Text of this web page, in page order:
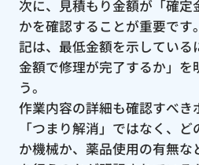
次に、見積もり金額が「確定
かを確認することが重要です
記は、最低金額を示している
金額で修理が完了するか」を
う。
作業内容の詳細も確認すべき
「つまり解消」ではなく、
か機械か、薬品使用の有無な